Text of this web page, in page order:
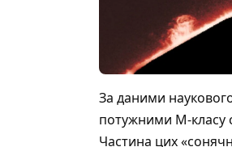
За даними
потужними М‑класу
Частина цих